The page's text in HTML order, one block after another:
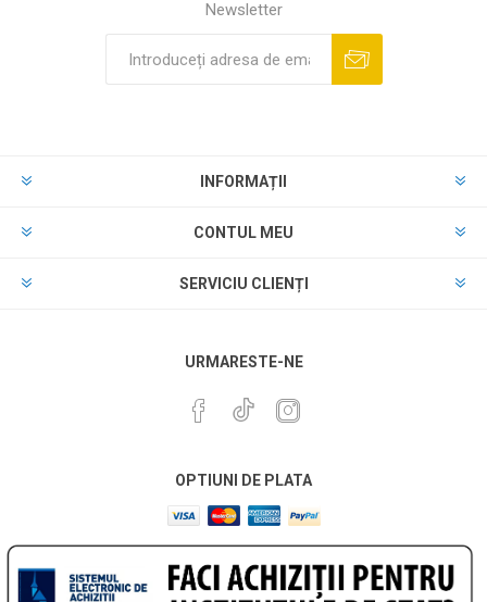
Newsletter
INFORMAȚII
CONTUL MEU
SERVICIU CLIENȚI
URMARESTE-NE
OPTIUNI DE PLATA